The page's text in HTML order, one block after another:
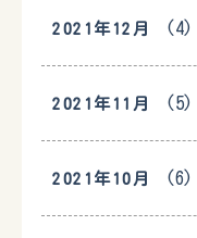
2021年12月 (4)
2021年11月 (5)
2021年10月 (6)